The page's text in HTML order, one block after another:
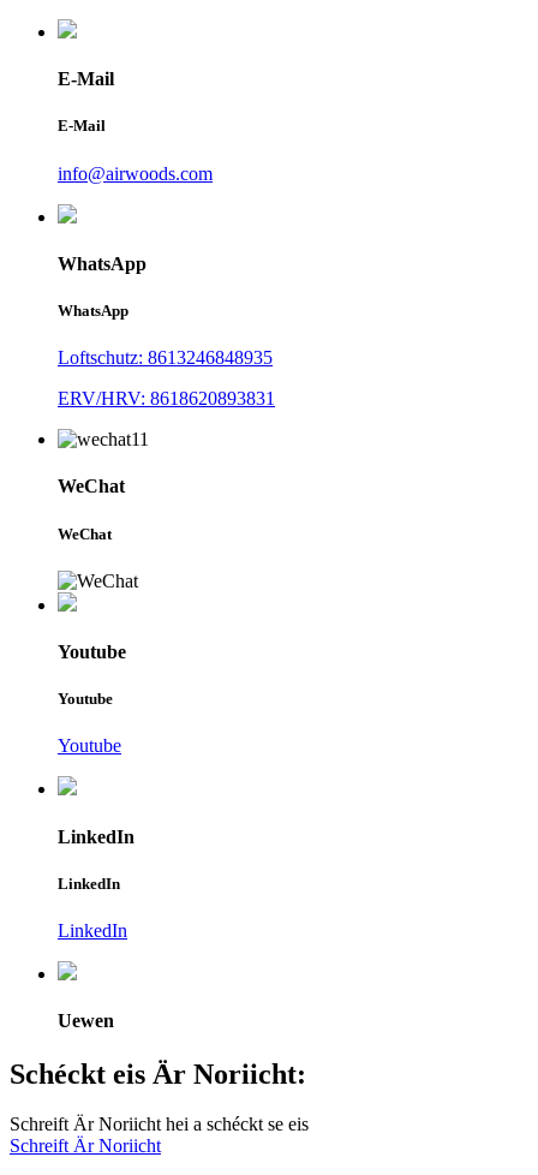
E-Mail
E-Mail
info@airwoods.com
WhatsApp
WhatsApp
Loftschutz: 8613246848935
ERV/HRV: 8618620893831
WeChat
WeChat
Youtube
Youtube
Youtube
LinkedIn
LinkedIn
LinkedIn
Uewen
Schéckt eis Är Noriicht:
Schreift Är Noriicht hei a schéckt se eis
Schreift Är Noriicht